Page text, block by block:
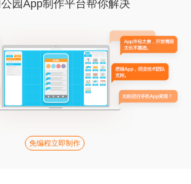
园App制作平台帮你解决
免编程立即制作